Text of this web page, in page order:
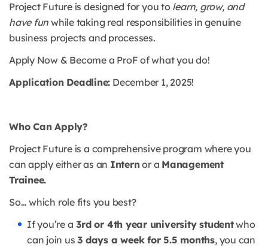
Project Future is designed for you tolearn, grow, and
have fun while taking real responsibilities in genuine
business projects and processes.
Apply Now & Become a ProF of what you do!
Application Deadline: December 1, 2025!
Who Can Apply?
Project Future is a comprehensive program where you
can apply either as an Internor a Management
Trainee.
So… which role fits you best?
If you’re a 3rd or 4th year university studentwho
can join us3 days a week for 5.5 months, you can